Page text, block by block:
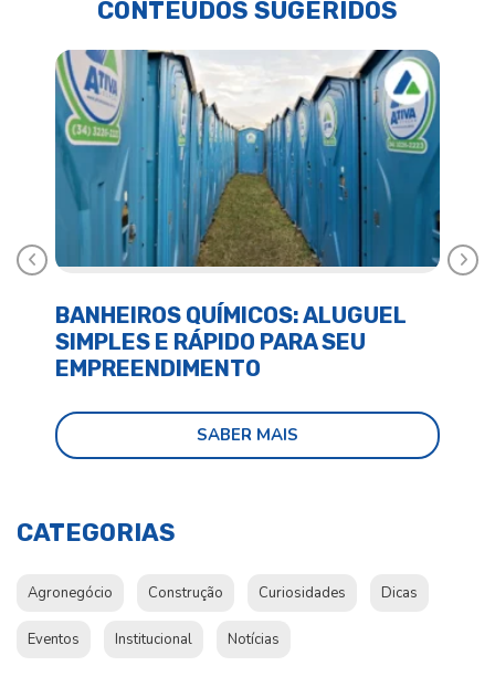
CONTEÚDOS SUGERIDOS
BANHEIROS QUÍMICOS: ALUGUEL
SIMPLES E RÁPIDO PARA SEU
EMPREENDIMENTO
SABER MAIS
Anterior
CATEGORIAS
Agronegócio Construção Curiosidades Dicas
Eventos Institucional Notícias